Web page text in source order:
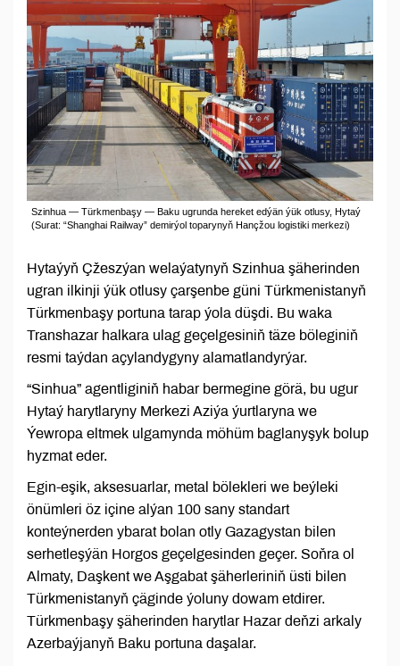
Szinhua — Türkmenbaşy — Baku ugrunda hereket edýän ýük otlusy, Hytaý
(Surat: “Shanghai Railway” demirýol toparynyň Hançžou logistiki merkezi)
Hytaýyň Çžeszýan welaýatynyň Szinhua şäherinden
ugran ilkinji ýük otlusy çarşenbe güni Türkmenistanyň
Türkmenbaşy portuna tarap ýola düşdi. Bu waka
Transhazar halkara ulag geçelgesiniň täze böleginiň
resmi taýdan açylandygyny alamatlandyrýar.
“Sinhua” agentliginiň habar bermegine görä, bu ugur
Hytaý harytlaryny Merkezi Aziýa ýurtlaryna we
Ýewropa eltmek ulgamynda möhüm baglanyşyk bolup
hyzmat eder.
Egin-eşik, aksesuarlar, metal bölekleri we beýleki
önümleri öz içine alýan 100 sany standart
konteýnerden ybarat bolan otly Gazagystan bilen
serhetleşýän Horgos geçelgesinden geçer. Soňra ol
Almaty, Daşkent we Aşgabat şäherleriniň üsti bilen
Türkmenistanyň çäginde ýoluny dowam etdirer.
Türkmenbaşy şäherinden harytlar Hazar deňzi arkaly
Azerbaýjanyň Baku portuna daşalar.